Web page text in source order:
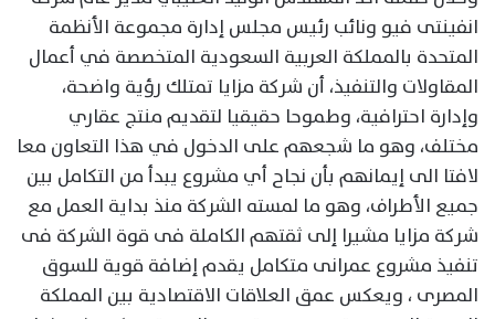
انفينتى فيو ونائب رئيس مجلس إدارة مجموعة الأنظمة
المتحدة بالمملكة العربية السعودية المتخصصة في أعمال
المقاولات والتنفيذ، أن شركة مزايا تمتلك رؤية واضحة،
وإدارة احترافية، وطموحا حقيقيا لتقديم منتج عقاري
مختلف، وهو ما شجعهم على الدخول في هذا التعاون معا
لافتا الى إيمانهم بأن نجاح أي مشروع يبدأ من التكامل بين
جميع الأطراف، وهو ما لمسته الشركة منذ بداية العمل مع
شركة مزايا مشيرا إلى ثقتهم الكاملة فى قوة الشركة فى
تنفيذ مشروع عمرانى متكامل يقدم إضافة قوية للسوق
المصرى ، ويعكس عمق العلاقات الاقتصادية بين المملكة